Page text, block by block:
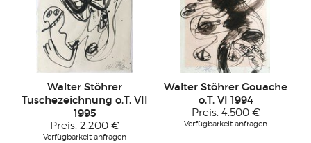
Walter Stöhrer
Tuschezeichnung o.T. VII
1995
Preis: 2.200 €
Verfügbarkeit anfragen
Walter Stöhrer Gouache
o.T. VI 1994
Preis: 4.500 €
Verfügbarkeit anfragen